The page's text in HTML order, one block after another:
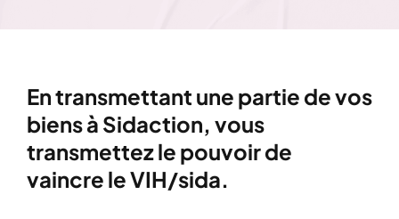
En transmettant une partie de vos
biens à Sidaction, vous
transmettez le pouvoir de
vaincre le VIH/sida.